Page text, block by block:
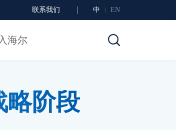
联系我们 中 EN
海尔
略阶段